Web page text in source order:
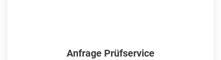
Anfrage Prüfservice